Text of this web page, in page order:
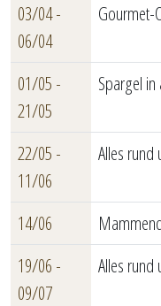
03/04 -
06/04
Gourmet-
01/05 -
21/05
Spargel in
22/05 -
11/06
Alles rund
14/06
19/06 -
09/07
Alles